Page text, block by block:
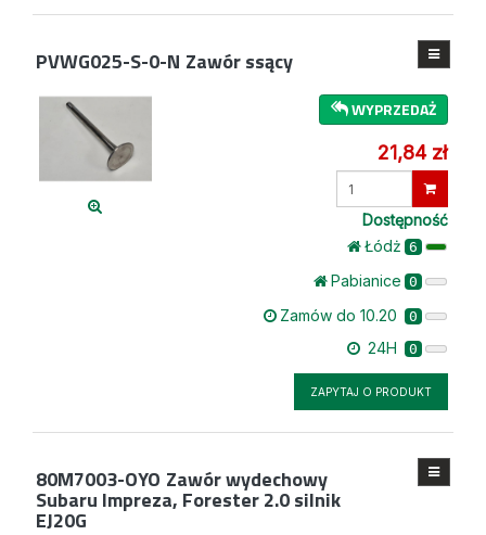
PVWG025-S-0-N Zawór ssący
WYPRZEDAŻ
21,84 zł
Dostępność
Łódż 6
Pabianice 0
Zamów do 10.20 0
24H 0
ZAPYTAJ O PRODUKT
80M7003-OYO Zawór wydechowy
Subaru Impreza, Forester 2.0 silnik
EJ20G